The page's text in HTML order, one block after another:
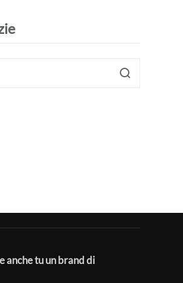
anche tu un brand di